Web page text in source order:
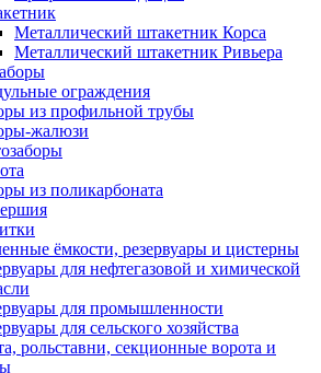
Металлический штакетник Корса
Металлический штакетник Ривьера
ограждения
из профильной трубы
жалюзи
из поликарбоната
ёмкости, резервуары и цистерны
для нефтегазовой и химической
для промышленности
для сельского хозяйства
рольставни, секционные ворота и